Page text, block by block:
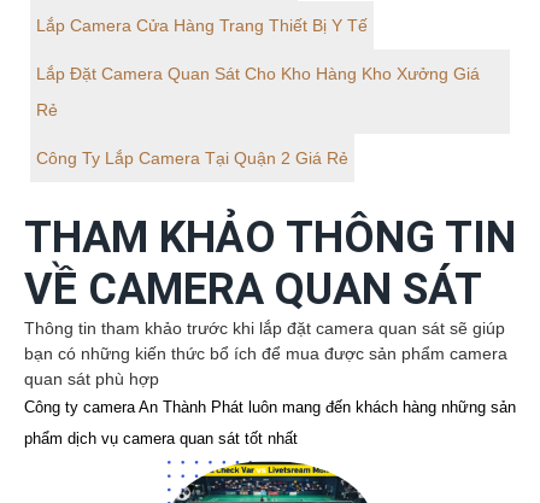
Lắp Camera Cửa Hàng Trang Thiết Bị Y Tế
Lắp Đặt Camera Quan Sát Cho Kho Hàng Kho Xưởng Giá
Rẻ
Công Ty Lắp Camera Tại Quận 2 Giá Rẻ
THAM KHẢO THÔNG TIN
VỀ CAMERA QUAN SÁT
Thông tin tham khảo trước khi lắp đặt camera quan sát sẽ giúp
bạn có những kiến thức bổ ích để mua được sản phẩm camera
quan sát phù hợp
Công ty camera An Thành Phát luôn mang đến khách hàng những sản
phẩm dịch vụ camera quan sát tốt nhất